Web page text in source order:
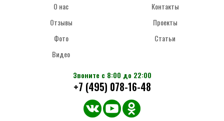
О нас
Отзывы
Фото
Видео
Контакты
Проекты
Статьи
Звоните с 8:00 до 22:00
+7 (495) 078-16-48